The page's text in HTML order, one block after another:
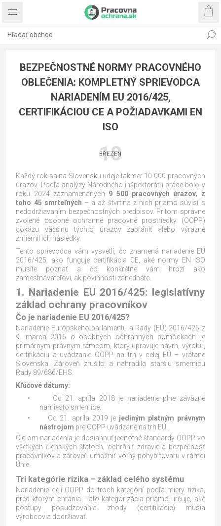
BEZPEČNOSTNÉ NORMY PRACOVNÉHO
OBLEČENIA: KOMPLETNÝ SPRIEVODCA
NARIADENÍM EU 2016/425,
CERTIFIKÁCIOU CE A POŽIADAVKAMI EN
ISO
18
BŘEZEN
Každý rok sa na Slovensku udeje takmer 10 000 pracovných
úrazov. Podľa analýzy Národného inšpektorátu práce bolo v
roku 2024 zaznamenaných 9 500 pracovných úrazov, z
toho 45 smrteľných – a až štvrtina z nich priamo súvisí s
nedodržiavaním bezpečnostných predpisov. Pritom správne
zvolené osobné ochranné pracovné prostriedky (OOPP)
dokážu väčšinu týchto úrazov zabrániť alebo výrazne
zmiernil ich následky.
Tento sprievodca vám vysvetlí, čo znamená nariadenie EU
2016/425, ako funguje certifikácia CE, aké normy EN ISO
musíte poznať a čo konkrétne vám hrozí ako
zamestnávateľovi, ak povinnosti zanedbáte.
1. Nariadenie EU 2016/425: legislatívny
základ ochrany pracovníkov
Čo je nariadenie EU 2016/425?
Nariadenie Európskeho parlamentu a Rady (EÚ) 2016/425 z
9. marca 2016 o osobných ochranných pomôckach je
primárnym právnym rámcom, ktorý upravuje návrh, výrobu,
certifikáciu a uvádzanie OOPP na trh v celej EÚ – vrátane
Slovenska. Zároveň zrušilo a nahradilo staršiu smernicu
Rady 89/686/EHS.
Kľúčové dátumy:
•
Od 21. apríla 2018 je nariadenie plne záväzné
namiesto smernice.
•
Od 21. apríla 2019 je jediným platným právnym
nástrojom pre OOPP uvádzané na trh EÚ.
Cieľom nariadenia je dosiahnuť jednotné štandardy OOPP vo
všetkých členských štátoch, ochrániť zdravie a bezpečnosť
pracovníkov a zároveň umožniť voľný pohyb tovaru v rámci
Únie.
Tri kategórie rizika – základ celého systému
Nariadenie delí OOPP do troch kategórií podľa miery rizika,
pred ktorým chránia. Táto kategorizácia priamo určuje, aké
postupy posudzovania zhody (certifikácie) musia
výrobcovia dodržiavať.